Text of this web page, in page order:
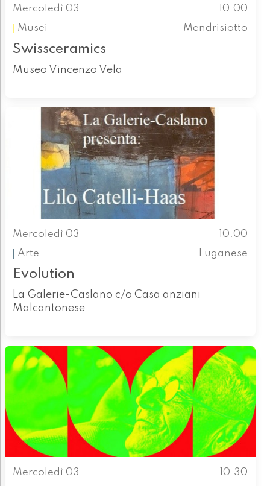
Mercoledì 03
10.00
Musei
Mendrisiotto
Swissceramics
Museo Vincenzo Vela
Mercoledì 03
10.00
Arte
Luganese
Evolution
La Galerie-Caslano c/o Casa anziani
Malcantonese
Mercoledì 03
10.30